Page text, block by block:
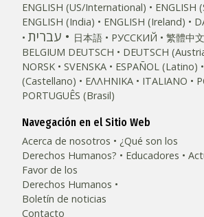
ENGLISH (US/International)
ENGLISH
ENGLISH (India)
ENGLISH (Ireland)
עברית 日本語 РУССКИЙ 繁體中文
BELGIUM DEUTSCH DEUTSCH
NORSK
SVENSKA ESPAÑOL (Latino)
(Castellano)
ΕΛΛΗΝΙΚA ITALIANO
PORTUGUÊS (Brasil)‎
Navegación en el Sitio Web
Acerca de nosotros
¿Qué son los
Derechos Humanos?
Educadores
Favor de los
Derechos Humanos
Boletín de noticias
Contacto